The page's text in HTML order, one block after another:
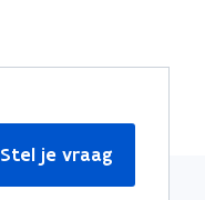
Stel je vraag